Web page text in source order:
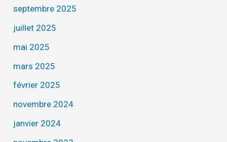
septembre 2025
juillet 2025
mai 2025
mars 2025
février 2025
novembre 2024
janvier 2024